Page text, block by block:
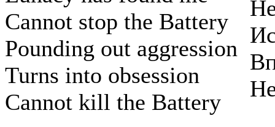
Cannot stop the Battery
Pounding out aggression
Turns into obsession
Cannot kill the Battery